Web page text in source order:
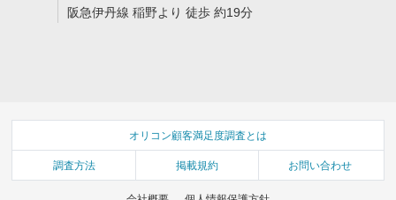
阪急伊丹線 稲野より 徒歩 約19分
オリコン顧客満足度調査とは
調査方法 掲載規約 お問い合わせ